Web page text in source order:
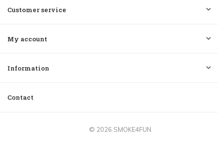
Customer service
My account
Information
Contact
© 2026 SMOKE4FUN